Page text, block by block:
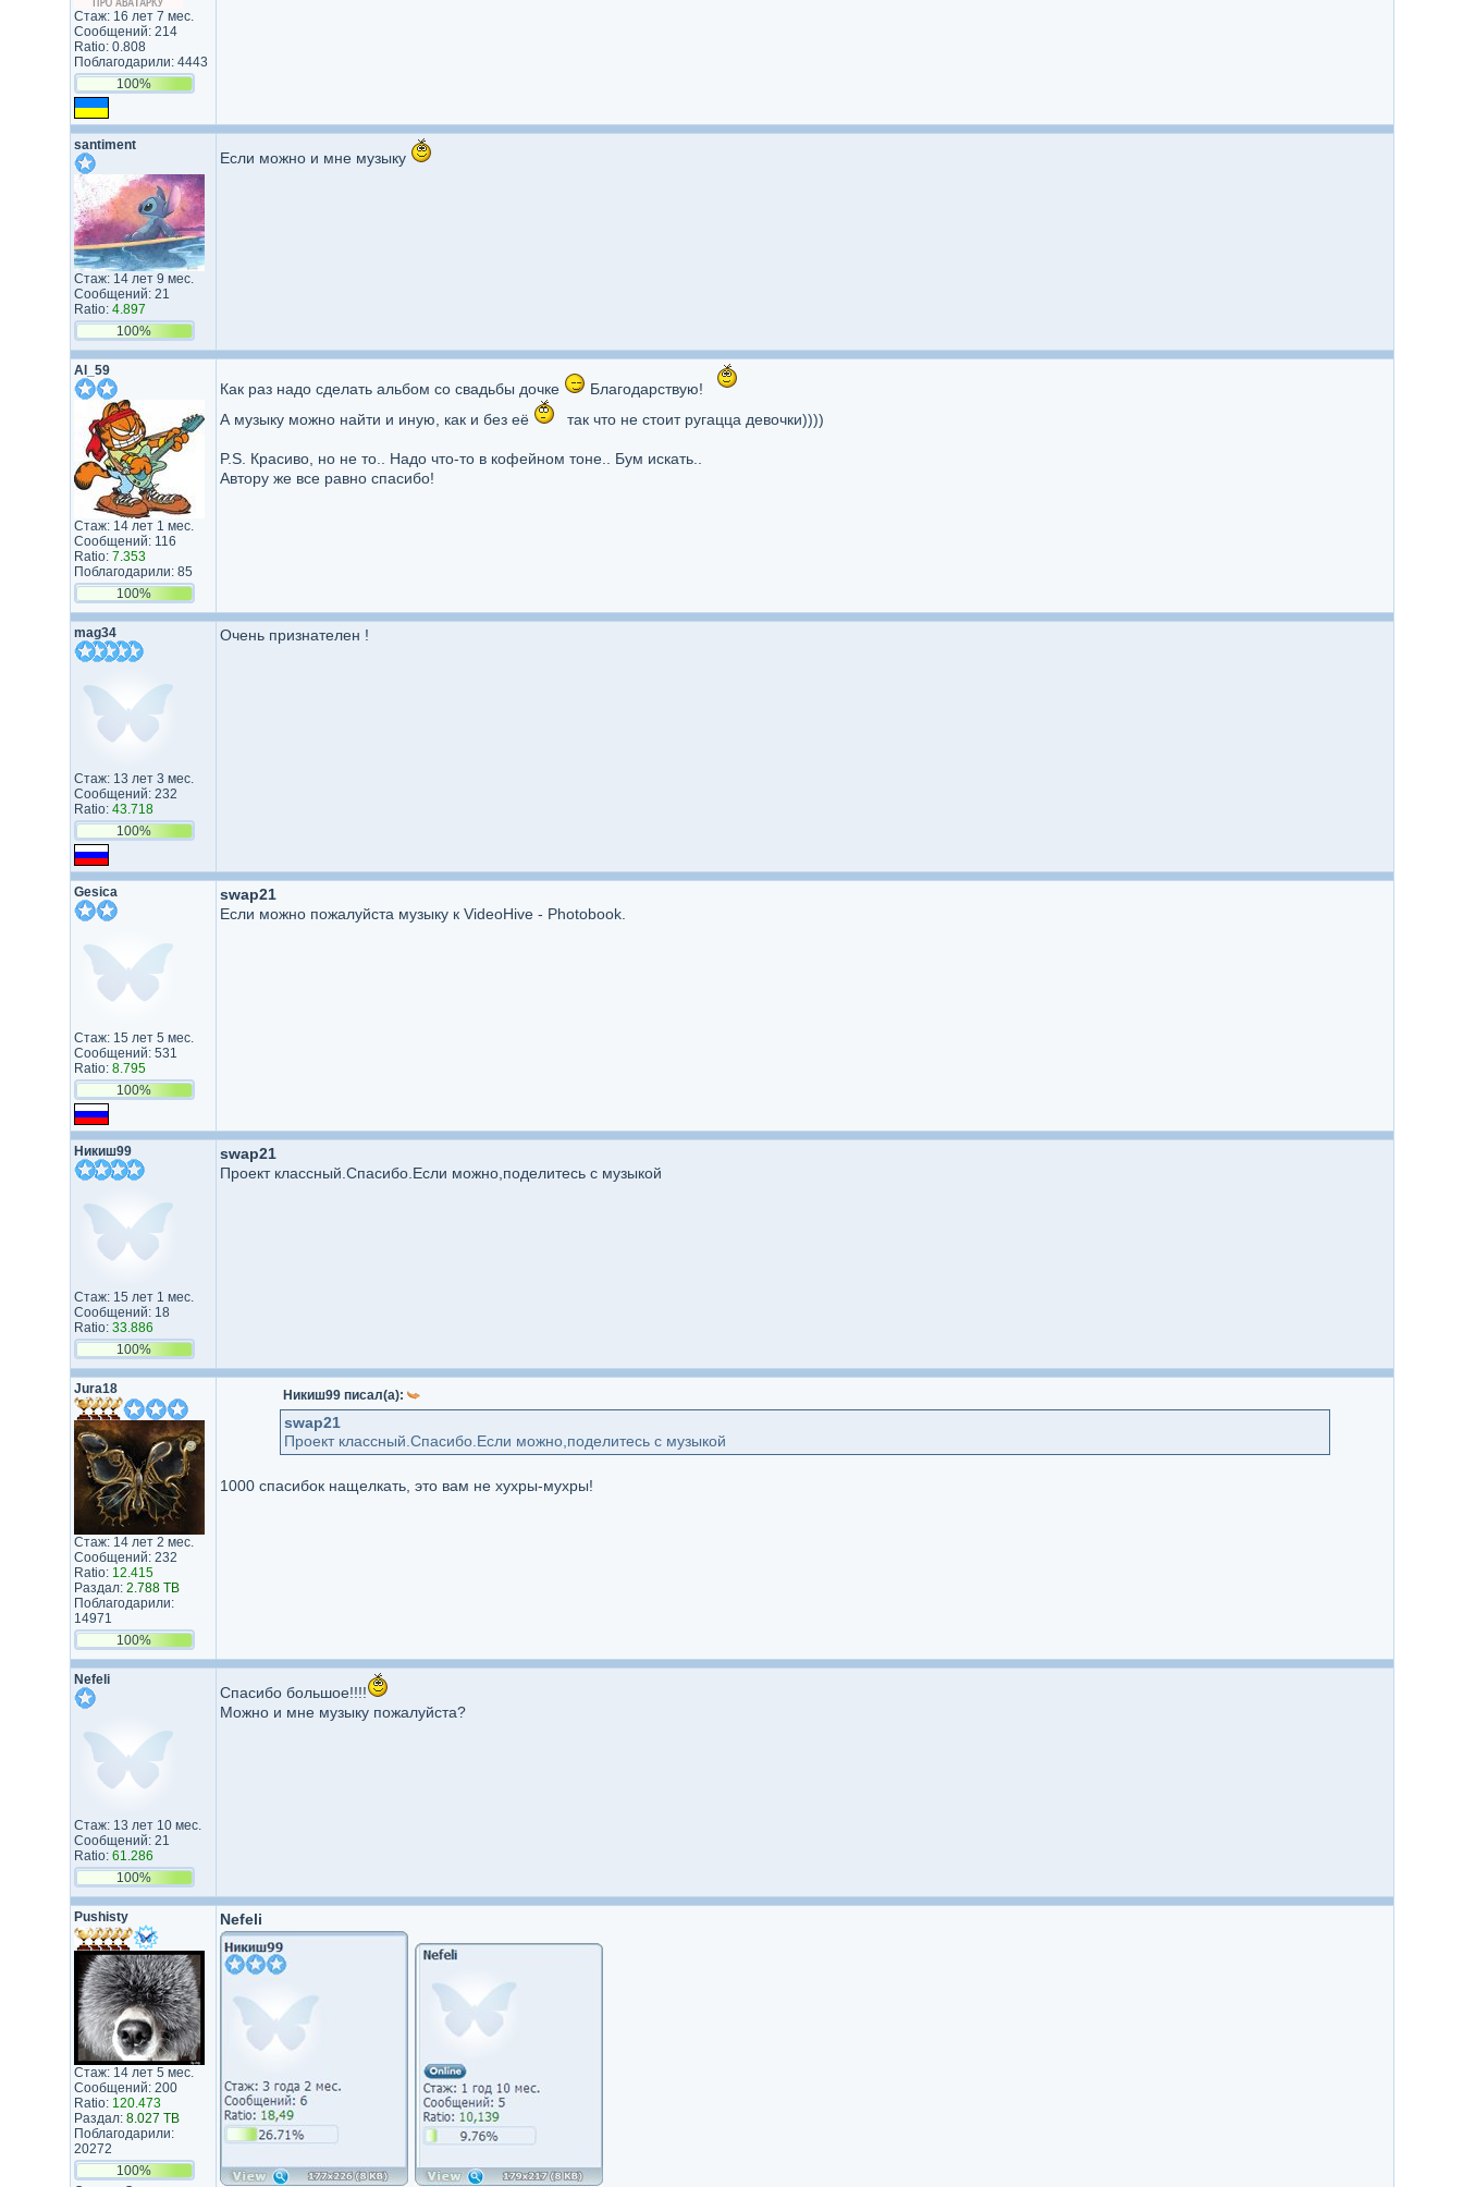
Стаж: 16 лет 7 мес.
Сообщений: 214
Ratio: 0.808
Поблагодарили: 4443
100%
santiment
Стаж: 14 лет 9 мес.
Сообщений: 21
Ratio: 4.897
100%
Если можно и мне музыку
Al_59
Стаж: 14 лет 1 мес.
Сообщений: 116
Ratio: 7.353
Поблагодарили: 85
100%
Как раз надо сделать альбом со свадьбы дочке
Благодарствую!
А музыку можно найти и иную, как и без её
так что не стоит ругацца девочки))))
P.S. Красиво, но не то.. Надо что-то в кофейном тоне.. Бум искать..
Автору же все равно спасибо!
mag34
Стаж: 13 лет 3 мес.
Сообщений: 232
Ratio: 43.718
100%
Очень признателен !
Gesica
Стаж: 15 лет 5 мес.
Сообщений: 531
Ratio: 8.795
100%
swap21
Если можно пожалуйста музыку к VideoHive - Photobook.
Никиш99
Стаж: 15 лет 1 мес.
Сообщений: 18
Ratio: 33.886
100%
swap21
Проект классный.Спасибо.Если можно,поделитесь с музыкой
Jura18
Стаж: 14 лет 2 мес.
Сообщений: 232
Ratio: 12.415
Раздал: 2.788 TB
Поблагодарили:
14971
100%
Никиш99 писал(а):
swap21
Проект классный.Спасибо.Если можно,поделитесь с музыкой
1000 спасибок нащелкать, это вам не хухры-мухры!
Nefeli
Стаж: 13 лет 10 мес.
Сообщений: 21
Ratio: 61.286
100%
Спасибо большое!!!!
Можно и мне музыку пожалуйста?
Pushisty
Стаж: 14 лет 5 мес.
Сообщений: 200
Ratio: 120.473
Раздал: 8.027 TB
Поблагодарили:
20272
100%
Nefeli